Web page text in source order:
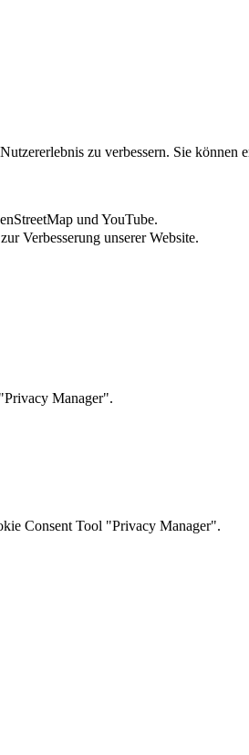
zu verbessern. Sie
und YouTube.
Verbesserung unserer Website.
Manager".
Consent Tool "Privacy Manager".